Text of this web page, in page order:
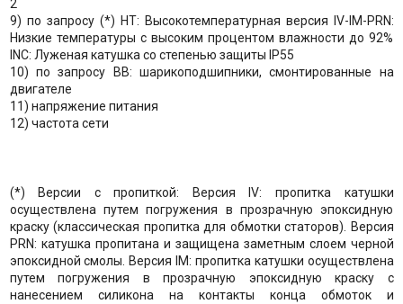
2
9) по запросу (*) HT: Высокотемпературная версия IV-IM-PRN:
Низкие температуры с высоким процентом влажности до 92%
INC: Луженая катушка со степенью защиты IP55
10) по запросу BB: шарикоподшипники, смонтированные на
двигателе
11) напряжение питания
12) частота сети
(*) Версии с пропиткой: Версия IV: пропитка катушки
осуществлена путем погружения в прозрачную эпоксидную
краску (классическая пропитка для обмотки статоров). Версия
PRN: катушка пропитана и защищена заметным слоем черной
эпоксидной смолы. Версия IM: пропитка катушки осуществлена
путем погружения в прозрачную эпоксидную краску с
нанесением силикона на контакты конца обмоток и